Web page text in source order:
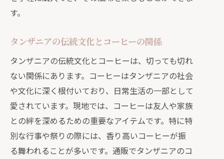
す。
タンザニアの伝統文化とコーヒーの関係
タンザニアの伝統文化とコーヒーは、切っても切れ
ない関係にあります。コーヒーはタンザニアの社会
や文化に深く根付いており、日常生活の一部として
愛されています。現地では、コーヒーは友人や家族
との絆を深めるための重要なアイテムです。特に特
別な行事や祭りの際には、香り高いコーヒーが振
る舞われることが多いです。通販でタンザニアのコ